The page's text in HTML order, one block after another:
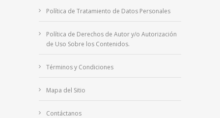
Política de Tratamiento de Datos Personales
Política de Derechos de Autor y/o Autorización
de Uso Sobre los Contenidos.
Términos y Condiciones
Mapa del Sitio
Contáctanos